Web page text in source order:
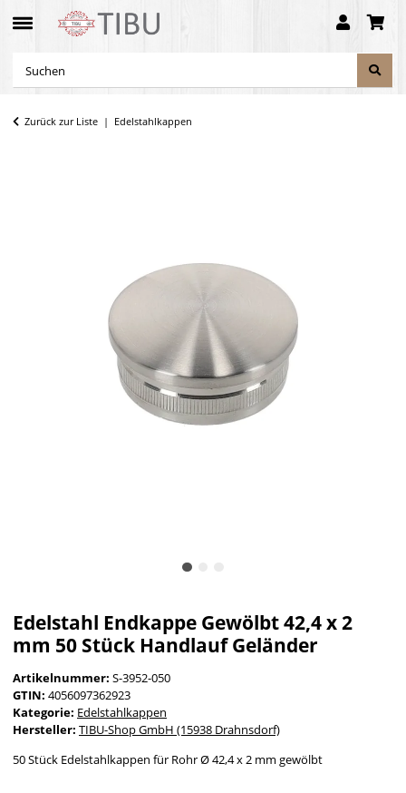
Zurück zur Liste Edelstahlkappen
Edelstahl Endkappe Gewölbt 42,4 x 2
mm 50 Stück Handlauf Geländer
Artikelnummer: S-3952-050
GTIN: 4056097362923
Kategorie: Edelstahlkappen
Hersteller: TIBU-Shop GmbH (15938 Drahnsdorf)
50 Stück Edelstahlkappen für Rohr Ø 42,4 x 2 mm gewölbt